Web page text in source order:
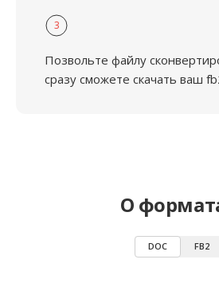
3
Позвольте файлу
сразу сможете скачать ваш
О
DOC FB2